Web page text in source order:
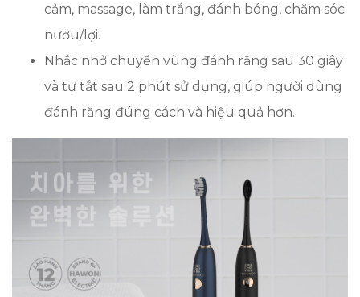
cảm, massage, làm trắng, đánh bóng, chăm sóc
nướu/lợi.
Nhắc nhở chuyển vùng đánh răng sau 30 giây
và tự tắt sau 2 phút sử dụng, giúp người dùng
đánh răng đúng cách và hiệu quả hơn.